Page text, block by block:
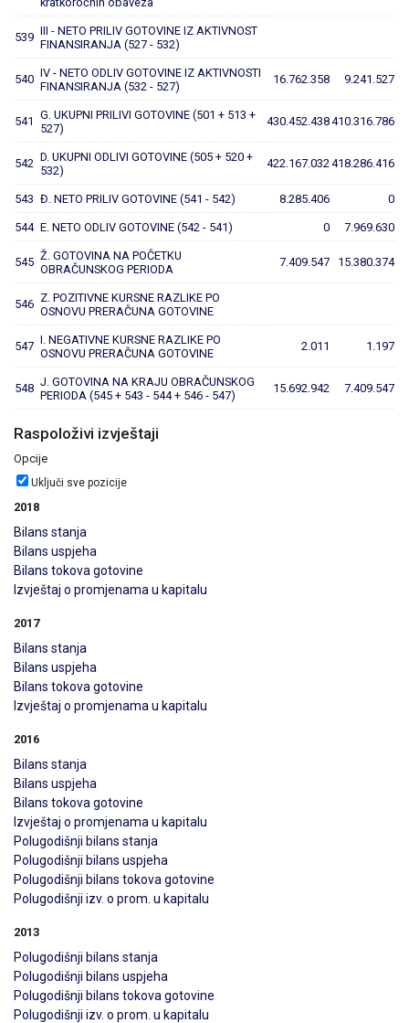
539 III - NETO PRILIV GOTOVINE IZ AKTIVNOST
FINANSIRANJA (527 - 532)
540 IV - NETO ODLIV GOTOVINE IZ AKTIVNOSTI
FINANSIRANJA (532 - 527)
16.762.358 9.241.527
541 G. UKUPNI PRILIVI GOTOVINE (501 + 513 +
527)
430.452.438410.316.786
542 D. UKUPNI ODLIVI GOTOVINE (505 + 520 +
532)
422.167.032418.286.416
543 Đ. NETO PRILIV GOTOVINE (541 - 542) 8.285.406 0
544 E. NETO ODLIV GOTOVINE (542 - 541) 0 7.969.630
545 Ž. GOTOVINA NA POČETKU
OBRAČUNSKOG PERIODA
7.409.547 15.380.374
546 Z. POZITIVNE KURSNE RAZLIKE PO
OSNOVU PRERAČUNA GOTOVINE
547 I. NEGATIVNE KURSNE RAZLIKE PO
OSNOVU PRERAČUNA GOTOVINE
2.011 1.197
548 J. GOTOVINA NA KRAJU OBRAČUNSKOG
PERIODA (545 + 543 - 544 + 546 - 547)
15.692.942 7.409.547
Raspoloživi izvještaji
Opcije
Uključi sve pozicije
2018
Bilans stanja
Bilans uspjeha
Bilans tokova gotovine
Izvještaj o promjenama u kapitalu
2017
Bilans stanja
Bilans uspjeha
Bilans tokova gotovine
Izvještaj o promjenama u kapitalu
2016
Bilans stanja
Bilans uspjeha
Bilans tokova gotovine
Izvještaj o promjenama u kapitalu
Polugodišnji bilans stanja
Polugodišnji bilans uspjeha
Polugodišnji bilans tokova gotovine
Polugodišnji izv. o prom. u kapitalu
2013
Polugodišnji bilans stanja
Polugodišnji bilans uspjeha
Polugodišnji bilans tokova gotovine
Polugodišnji izv. o prom. u kapitalu